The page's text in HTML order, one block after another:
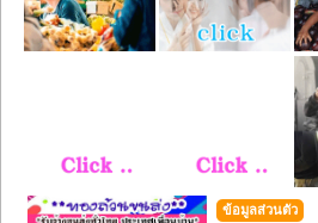
ข้อมูลส่วนตัว